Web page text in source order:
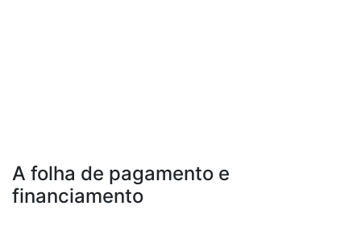
A folha de pagamento e
financiamento